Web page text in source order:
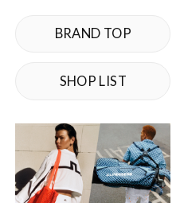
BRAND TOP
SHOP LIST